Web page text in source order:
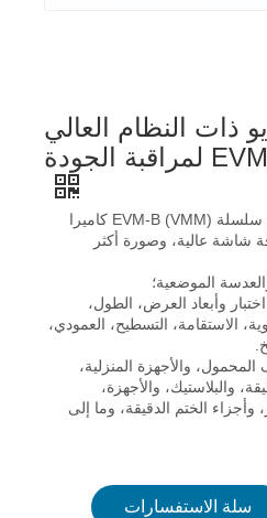
ذات النظام العالي
تستخدم آلة قياس الفيديو من سلسلة EVM-B (VMM) كاميرا
ودقة شاشة عالية، وصورة أكثر
وأبعاد العرض، الطول،
الاستقامة، التسطيح، العمودي،
والأجهزة المنزلية،
والبلاستيك، والأجهزة،
وأجزاء الختم الدقيقة، وما إلى
سلة الاستفسارات